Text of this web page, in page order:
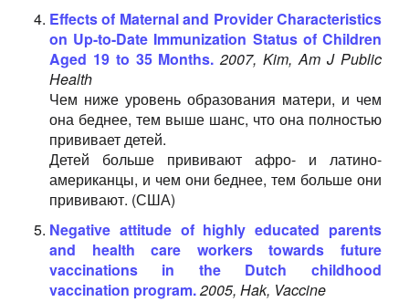
Effects of Maternal and Provider Characteristics
on Up-to-Date Immunization Status of Children
Aged 19 to 35 Months. 2007, Kim, Am J Public
Health
Чем ниже уровень образования матери, и чем
она беднее, тем выше шанс, что она полностью
прививает детей.
Детей больше прививают афро- и латино-
американцы, и чем они беднее, тем больше они
прививают. (США)
Negative attitude of highly educated parents
and health care workers towards future
vaccinations in the Dutch childhood
vaccination program.2005, Hak, Vaccine